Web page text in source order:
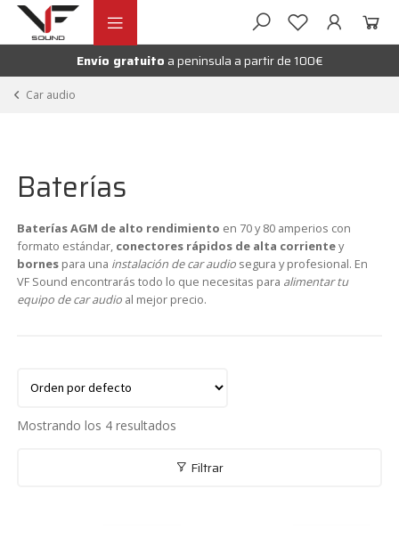
Ir
navegación
Ir
contenidoEnvío gratuito a peninsula a partir de 100€
Car audio
Baterías
Baterías AGM de alto rendimiento en 70 y 80 amperios con
formato estándar, conectores rápidos de alta corrientey
bornes para una instalación de car audio segura y profesional. En
VF Sound encontrarás todo lo que necesitas para alimentar tu
equipo de car audio al mejor precio.
Mostrando los 4 resultados
Filtrar